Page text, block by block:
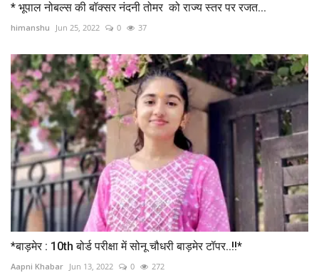
* भूपाल नोबल्स की बॉक्सर नंदनी तोमर को राज्य स्तर पर रजत...
himanshu Jun 25, 2022 0 37
*बाड़मेर : 10th बोर्ड परीक्षा में सोनू चौधरी बाड़मेर टॉपर..!!*
Aapni Khabar Jun 13, 2022 0 272